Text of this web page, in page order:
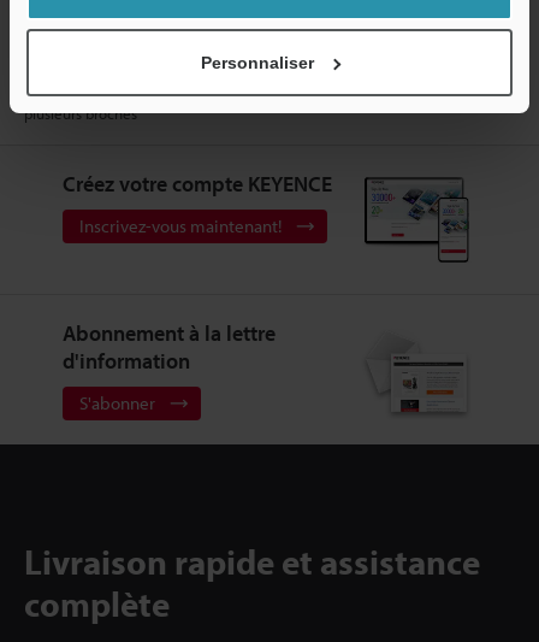
Personnaliser
Accueil Solutions
Connecteur haute vitesse - Suivi de code pour
plusieurs broches
Créez votre compte KEYENCE
Inscrivez-vous maintenant!
Abonnement à la lettre
d'information
S'abonner
Livraison rapide et assistance
complète